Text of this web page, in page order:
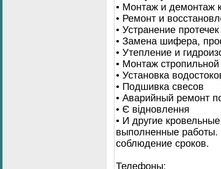
• Монтаж и демонтаж
• Ремонт и
• Устранение протечек
• Замена шифера,
• Утепление и
• Монтаж
• Установка
• Подшивка свесов
• Аварийный ремонт
• Є відновлення
• И другие
выполненные работы.
соблюдение сроков.
Телефоны: